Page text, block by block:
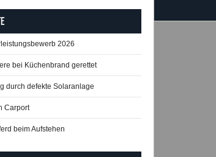
2026
bei Küchenbrand gerettet
durch defekte Solaranlage
Carport
beim Aufstehen